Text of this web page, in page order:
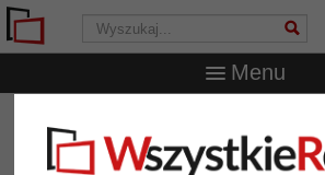
Menu
Lustro na ścianę Mareb na wymiar